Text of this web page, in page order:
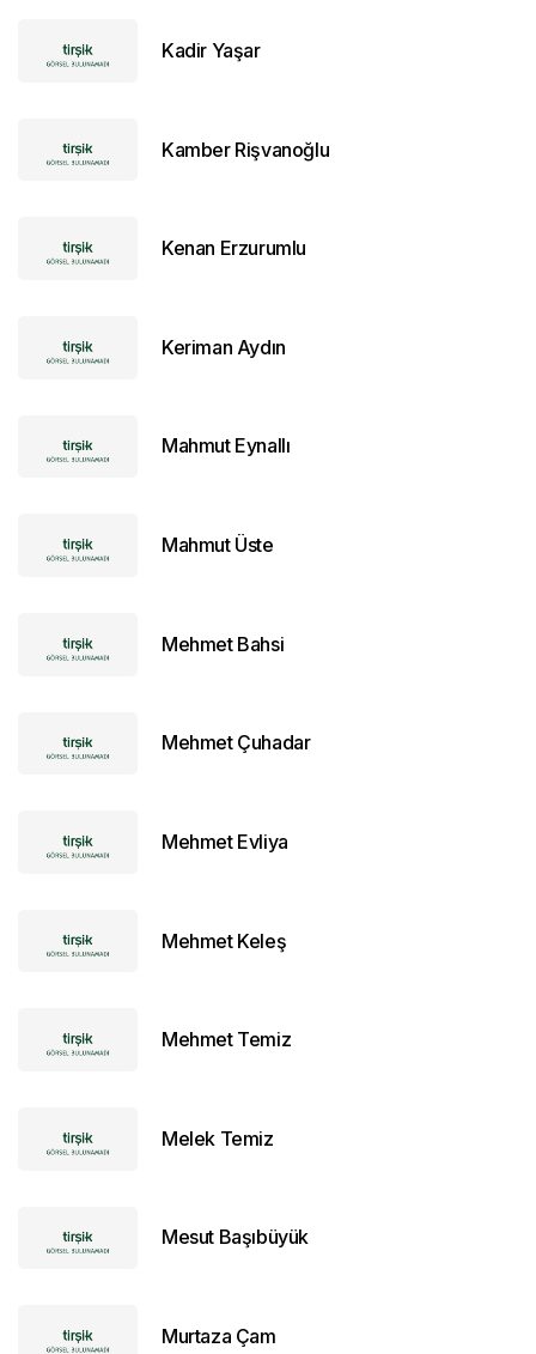
Kadir Yaşar
Kamber Rişvanoğlu
Kenan Erzurumlu
Keriman Aydın
Mahmut Eynallı
Mahmut Üste
Mehmet Bahsi
Mehmet Çuhadar
Mehmet Evliya
Mehmet Keleş
Mehmet Temiz
Melek Temiz
Mesut Başıbüyük
Murtaza Çam